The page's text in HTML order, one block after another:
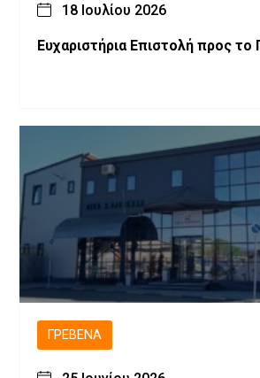
18 Ιουλίου 2026
Ευχαριστήρια Επιστολή προς
ΓΡΕΒΕΝΆ